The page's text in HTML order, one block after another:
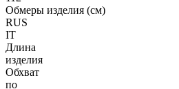
Обмеры изделия (см)
RUS
IT
Длина
изделия
Обхват
по